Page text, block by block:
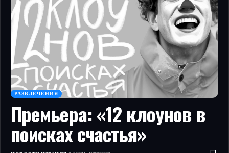
РАЗВЛЕЧЕНИЯ
Премьера: «12 клоунов в
поисках счастья»